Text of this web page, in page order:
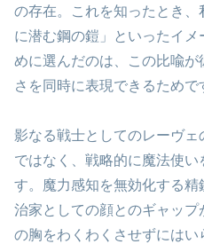
の存在。これを知ったとき
に潜む鋼の鎧」といったイ
めに選んだのは、この比喩
さを同時に表現できるためで
影なる戦士としてのレーヴ
ではなく、戦略的に魔法使い
す。魔力感知を無効化する
治家としての顔とのギャッ
の胸をわくわくさせずにはい